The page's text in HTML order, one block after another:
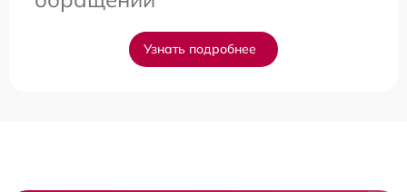
Узнать подробнее